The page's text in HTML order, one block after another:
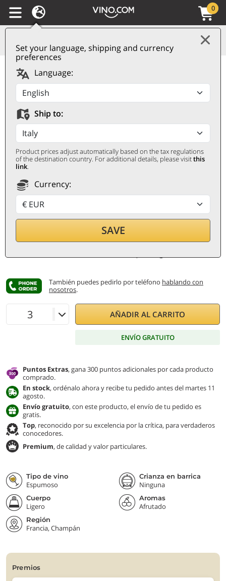
Set your language, shipping and currency
preferences
Language:
Ship to:
Product prices adjust automatically based on the tax regulations
of the destination country. For additional details, please visitthis
link.
Currency:
SAVE
0
Champagne AOC Brut
Mosaïque Jacquart
JACQUART
Magnum 1,5 ℓ, Con estuche
72€
También puedes pedirlo por teléfono hablando con
nosotros.
AÑADIR AL CARRITO
ENVÍO GRATUITO
Puntos Extras, gana 300 puntos adicionales por cada producto
comprado.
En stock, ordénalo ahora y recibe tu pedido antes del martes 11
agosto.
Envío gratuito, con este producto, el envío de tu pedido es
gratis.
Top, reconocido por su excelencia por la crítica, para verdaderos
conocedores.
Premium, de calidad y valor particulares.
Tipo de vino
Espumoso
Crianza en barrica
Ninguna
Cuerpo
Ligero
Aromas
Afrutado
Región
Francia, Champán
premios